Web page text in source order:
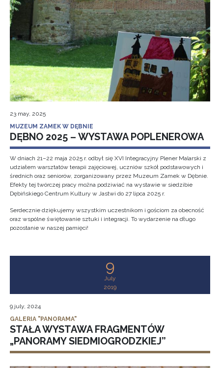
23 may, 2025
MUZEUM ZAMEK W DĘBNIE
DĘBNO 2025 – WYSTAWA POPLENEROWA
W dniach 21–22 maja 2025 r. odbył się XVI Integracyjny Plener Malarski z
udziałem warsztatów terapii zajęciowej, uczniów szkół podstawowych i
średnich oraz seniorów, zorganizowany przez Muzeum Zamek w Dębnie.
Efekty tej twórczej pracy można podziwiać na wystawie w siedzibie
Dębińskiego Centrum Kultury w Jastwi do 27 lipca 2025 r.
Serdecznie dziękujemy wszystkim uczestnikom i gościom za obecność
oraz wspólne świętowanie sztuki i integracji. To wydarzenie na długo
pozostanie w naszej pamięci!
9
July
2019
9 july, 2024
GALERIA "PANORAMA"
STAŁA WYSTAWA FRAGMENTÓW
„PANORAMY SIEDMIOGRODZKIEJ”